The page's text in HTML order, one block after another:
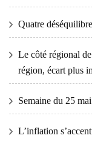
Quatre
Le côté régional
région, écart plus
Semaine du 25
L’inflation